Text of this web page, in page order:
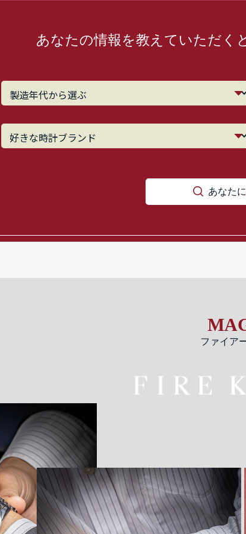
あなたの情報を教えていただく
あなたに
ファイア